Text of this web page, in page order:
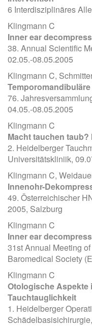
6 Interdisziplinäres
Klingmann C
Inner ear
38. Annual Scientific
02.05.-08.05.2005
Klingmann C,
76.
04.05.-08.05.2005
Klingmann C
Macht tauchen
2. Heidelberger
Universitätskliniik,
Klingmann C,
Innenohr-
49. Österreichischer
2005, Salzburg
Klingmann C
Inner ear
31st Annual Meeting
Baromedical Society
Klingmann C
Otologische Aspekte
Tauchtauglichkeit
1. Heidelberger